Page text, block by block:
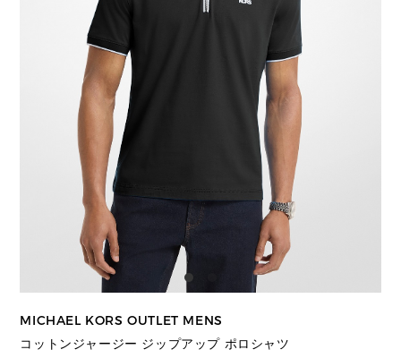
MICHAEL KORS OUTLET MENS
コットンジャージー ジップアップ ポロシャツ